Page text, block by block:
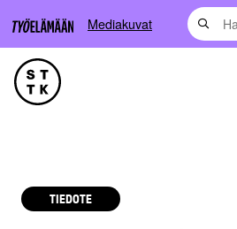
Mediakuvat
TIEDOTE